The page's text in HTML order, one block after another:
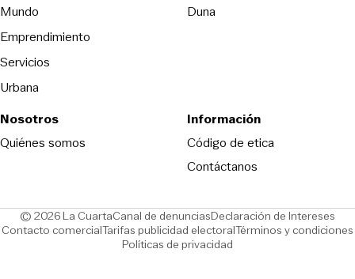
Mundo
Emprendimiento
Servicios
Urbana
DunaOpens in new window
Nosotros
Quiénes somos
Información
Código de eticaOpens in new
Contáctanos
© 2026 La CuartaCanal de denunciasOpens in new window
Declaración de Intereses
Contacto comercialOpens in new window
Tarifas publicidad electoralOpens in new window
Términos y condiciones
Políticas de privacidad